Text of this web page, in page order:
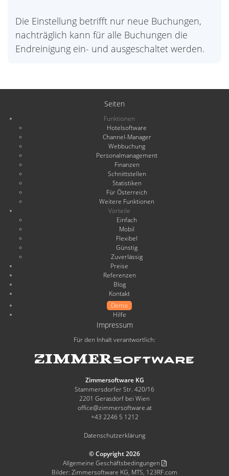
Die Einstellung betrifft nur neue Buchungen,
nachträglich kann für alle Buchungen die
Endreinigung ein- und ausgeschaltet werden.
Seiten
Funktionen
Hotelsoftware
Channel-Manager
Webbuchung
Personalmanagement
Finanzen
Schnittstellen
Statistiken
Für Österreich
Weitere Funktionen
Vorteile
Einfach
Mobil
Flexibel
Günstig
Zuverlässig
Preise
Referenzen
Blog
Kontakt
Demo
Hilfe
Impressum
Für den Inhalt verantwortlich:
Zimmersoftware KG
Stammersdorfer Str. 420/16
2201 Gerasdorf bei Wien
office@zimmersoftware.at
+43 2246 5 1212
Datenschutzerklärung
© Copyright 2026
Allgemeine Geschäftsbedingungen
Bilder: Zimmersoftware KG, MTS, 123RF.com